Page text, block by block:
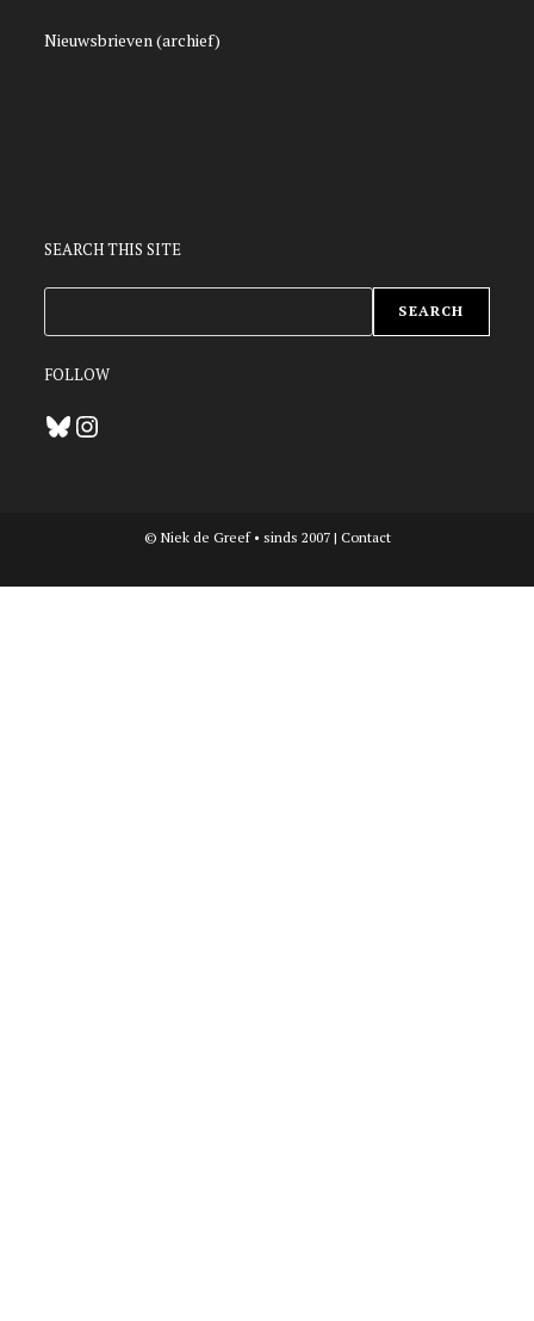
Nieuwsbrieven (archief)
SEARCH THIS SITE
SEARCH
FOLLOW
BlueskyInstagram
© Niek de Greef • sinds 2007 | Contact